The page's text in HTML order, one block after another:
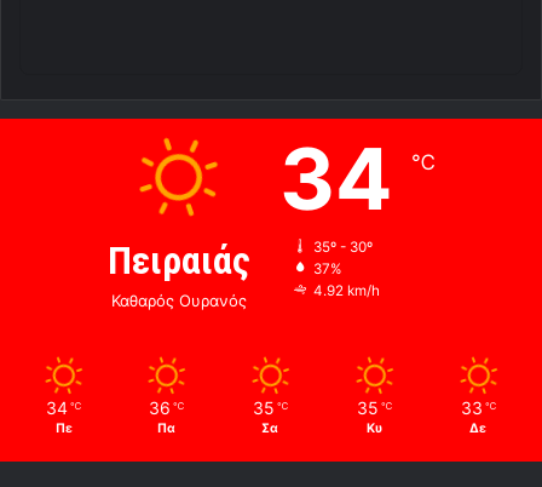
Πειραιάς
Καθαρός Ουρανός
34 ℃
35º - 30º
37%
4.92 km/h
34 ℃
Πε
36 ℃
Πα
35 ℃
Σα
35 ℃
Κυ
33 ℃
Δε